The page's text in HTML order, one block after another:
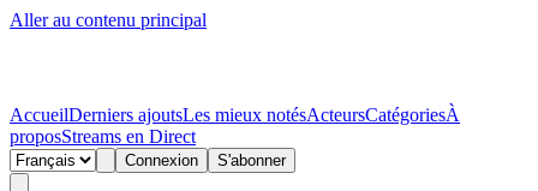
Aller au contenu principal
AccueilDerniers ajoutsLes mieux notésActeursCatégoriesÀ
proposStreams en Direct
Connexion S'abonner